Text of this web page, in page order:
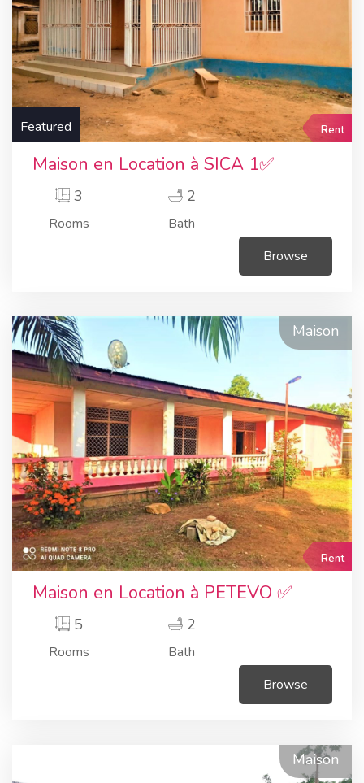
Featured Rent
Maison en Location à SICA 1✅
3
Rooms
2
Bath
Browse
Maison
Rent
Maison en Location à PETEVO ✅
5
Rooms
2
Bath
Browse
Maison